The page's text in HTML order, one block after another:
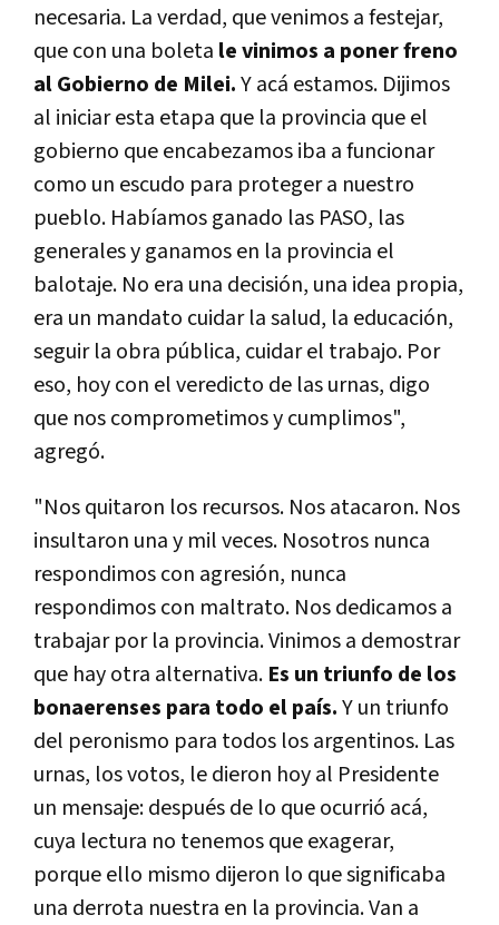
necesaria. La verdad, que venimos a festejar,
que con una boleta le vinimos a poner freno
al Gobierno de Milei.Y acá estamos. Dijimos
al iniciar esta etapa que la provincia que el
gobierno que encabezamos iba a funcionar
como un escudo para proteger a nuestro
pueblo. Habíamos ganado las PASO, las
generales y ganamos en la provincia el
balotaje. No era una decisión, una idea propia,
era un mandato cuidar la salud, la educación,
seguir la obra pública, cuidar el trabajo. Por
eso, hoy con el veredicto de las urnas, digo
que nos comprometimos y cumplimos",
agregó.
"Nos quitaron los recursos. Nos atacaron. Nos
insultaron una y mil veces. Nosotros nunca
respondimos con agresión, nunca
respondimos con maltrato. Nos dedicamos a
trabajar por la provincia. Vinimos a demostrar
que hay otra alternativa. Es un triunfo de los
bonaerenses para todo el país.Y un triunfo
del peronismo para todos los argentinos. Las
urnas, los votos, le dieron hoy al Presidente
un mensaje: después de lo que ocurrió acá,
cuya lectura no tenemos que exagerar,
porque ello mismo dijeron lo que significaba
una derrota nuestra en la provincia. Van a